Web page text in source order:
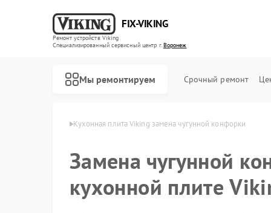
FIX-VIKING
Ремонт устройств Viking
Специализированный cервисный центр г.Воронеж
Мы ремонтируем Срочный ремонт
Кухонная плита Viking замена чугунной конфорки
Замена чугунной
кухонной плите